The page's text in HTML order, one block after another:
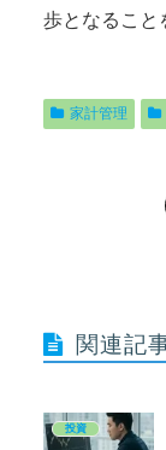
歩となること
家計管理
関連記
投資